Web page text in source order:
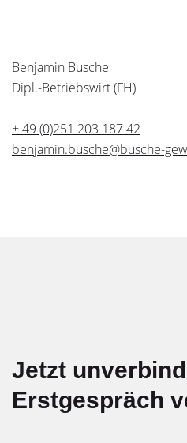
Benjamin Busche
Dipl.-Betriebswirt (FH)
+ 49 (0)251 203 187 42
benjamin.busche@busche-
Jetzt
Erstgespräch